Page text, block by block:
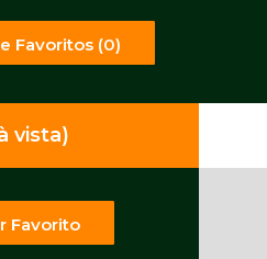
Favoritos (0)
vista)
Favorito